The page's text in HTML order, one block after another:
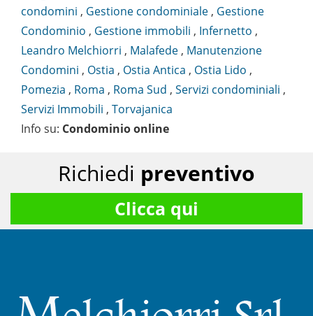
condomini , Gestione condominiale , Gestione
Condominio , Gestione immobili , Infernetto ,
Leandro Melchiorri , Malafede , Manutenzione
Condomini , Ostia , Ostia Antica , Ostia Lido ,
Pomezia , Roma , Roma Sud , Servizi condominiali ,
Servizi Immobili , Torvajanica
Info su: Condominio online
Richiedi preventivo
Clicca qui